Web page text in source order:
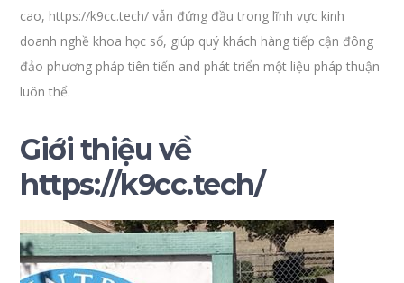
cao, https://k9cc.tech/ vẫn đứng đầu trong lĩnh vực kinh
doanh nghề khoa học số, giúp quý khách hàng tiếp cận đông
đảo phương pháp tiên tiến and phát triển một liệu pháp thuận
luôn thể.
Giới thiệu về
https://k9cc.tech/